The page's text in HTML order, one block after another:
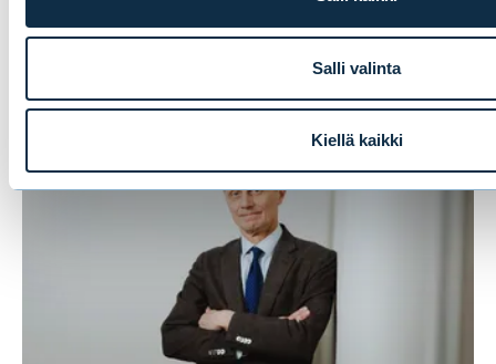
Salli valinta
Kiellä kaikki